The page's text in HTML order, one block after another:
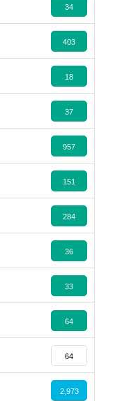
34
403
18
37
957
151
284
36
33
64
64
2,973